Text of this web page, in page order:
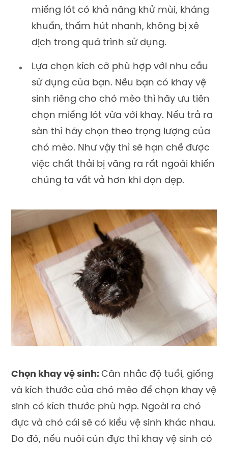
miếng lót có khả năng khử mùi, kháng
khuẩn, thấm hút nhanh, không bị xê
dịch trong quá trình sử dụng.
Lựa chọn kích cỡ phù hợp với nhu cầu
sử dụng của bạn. Nếu bạn có khay vệ
sinh riêng cho chó mèo thì hãy ưu tiên
chọn miếng lót vừa với khay. Nếu trả ra
sàn thì hãy chọn theo trọng lượng của
chó mèo. Như vậy thì sẽ hạn chế được
việc chất thải bị văng ra rất ngoài khiến
chúng ta vất vả hơn khi dọn dẹp.
Chọn khay vệ sinh: Cân nhắc độ tuổi, giống
và kích thước của chó mèo để chọn khay vệ
sinh có kích thước phù hợp. Ngoài ra chó
đực và chó cái sẽ có kiểu vệ sinh khác nhau.
Do đó, nếu nuôi cún đực thì khay vệ sinh có